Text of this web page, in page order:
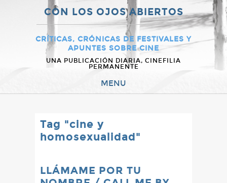
CON LOS OJOS ABIERTOS
CRÍTICAS, CRÓNICAS DE FESTIVALES Y
APUNTES SOBRE CINE
UNA PUBLICACIÓN DIARIA, CINEFILIA
PERMANENTE
MENU
Tag "cine y
homosexualidad"
LLÁMAME POR TU